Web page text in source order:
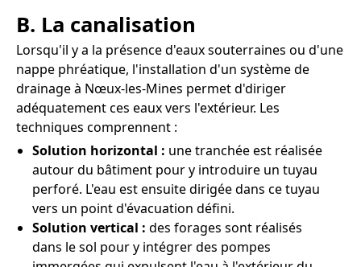
B. La canalisation
Lorsqu'il y a la présence d'eaux souterraines ou d'une
nappe phréatique, l'installation d'un système de
drainage à Nœux-les-Mines permet d'diriger
adéquatement ces eaux vers l'extérieur. Les
techniques comprennent :
Solution horizontal : une tranchée est réalisée
autour du bâtiment pour y introduire un tuyau
perforé. L'eau est ensuite dirigée dans ce tuyau
vers un point d'évacuation défini.
Solution vertical : des forages sont réalisés
dans le sol pour y intégrer des pompes